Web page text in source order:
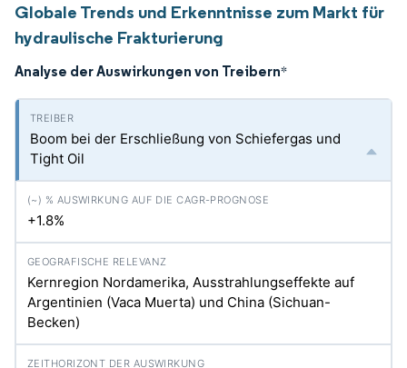
Globale Trends und Erkenntnisse zum Markt für
hydraulische Frakturierung
Analyse der Auswirkungen von Treibern*
Boom bei der Erschließung von Schiefergas und
Tight Oil
+1.8%
Kernregion Nordamerika, Ausstrahlungseffekte auf
Argentinien (Vaca Muerta) und China (Sichuan-
Becken)